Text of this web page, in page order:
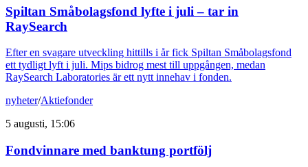
Spiltan Småbolagsfond lyfte i juli – tar in
RaySearch
Efter en svagare utveckling hittills i år fick Spiltan Småbolagsfond
ett tydligt lyft i juli. Mips bidrog mest till uppgången, medan
RaySearch Laboratories är ett nytt innehav i fonden.
nyheter/Aktiefonder
5 augusti, 15:06
Fondvinnare med banktung portfölj